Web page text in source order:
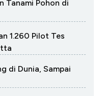
Tanami Pohon di
1.260 Pilot Tes
di Dunia, Sampai